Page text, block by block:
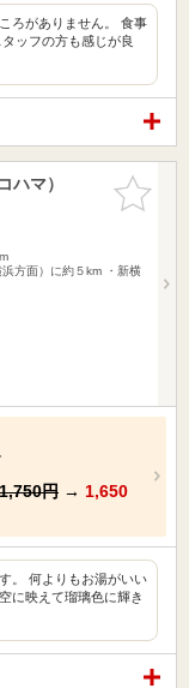
ろがありません。 食事
ッフの方も感じが良
お気に入
りに追加
マ）
方面）に約５km ・新横
1,750円 → 1,650
。 何よりもお湯がいい
に映えて瑠璃色に輝き